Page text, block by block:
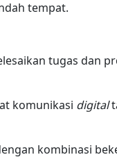
tempat.
tugas dan
komunikasi digital
kombinasi